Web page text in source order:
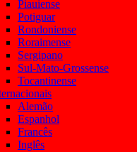
Piauiense
Potiguar
Rondoniense
Roraimense
Sergipano
Sul-Mato-Grossense
Tocantinense
Alemão
Espanhol
Francês
Inglês